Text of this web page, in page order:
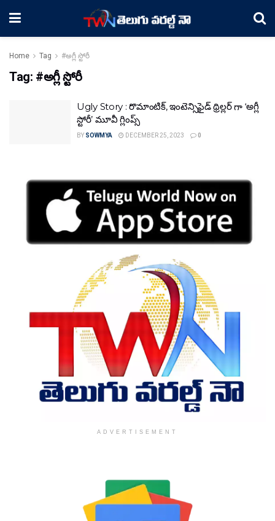
Home Tag #అగ్లీ స్టోరీ
Tag: #అగ్లీ స్టోరీ
Ugly Story : రొమాంటిక్, ఇంటెన్సిఫైడ్ థ్రిల్లర్‌ గా ‘అగ్లీ
స్టోరీ’ మూవీ గ్లింప్స్
BY SOWMYA DECEMBER 25, 2023 0
ADVERTISEMENT